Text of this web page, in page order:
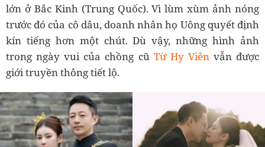
lớn ở Bắc Kinh (Trung Quốc). Vì lùm xùm ảnh nóng
trước đó của cô dâu, doanh nhân họ Uông quyết định
kín tiếng hơn một chút. Dù vậy, những hình ảnh
trong ngày vui của chồng cũ Từ Hy Viênvẫn được
giới truyền thông tiết lộ.